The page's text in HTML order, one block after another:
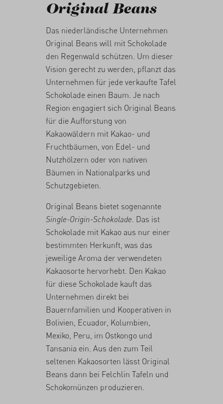
Original Beans
Das niederländische Unternehmen
Original Beans will mit Schokolade
den Regenwald schützen. Um dieser
Vision gerecht zu werden, pflanzt das
Unternehmen für jede verkaufte Tafel
Schokolade einen Baum. Je nach
Region engagiert sich Original Beans
für die Aufforstung von
Kakaowäldern mit Kakao- und
Fruchtbäumen, von Edel- und
Nutzhölzern oder von nativen
Bäumen in Nationalparks und
Schutzgebieten.
Original Beans bietet sogenannte
Single-Origin-Schokolade . Das ist
Schokolade mit Kakao aus nur einer
bestimmten Herkunft, was das
jeweilige Aroma der verwendeten
Kakaosorte hervorhebt. Den Kakao
für diese Schokolade kauft das
Unternehmen direkt bei
Bauernfamilien und Kooperativen in
Bolivien, Ecuador, Kolumbien,
Mexiko, Peru, im Ostkongo und
Tansania ein. Aus den zum Teil
seltenen Kakaosorten lässt Original
Beans dann bei Felchlin Tafeln und
Schokomünzen produzieren.